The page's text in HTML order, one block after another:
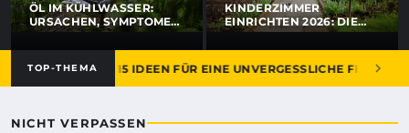
ÖL IM KÜHLWASSER:
URSACHEN, SYMPTOME
UND SCHNELLE
LÖSUNGEN ERKLÄRT
KINDERZIMMER
EINRICHTEN 2026: DIE
SCHÖNSTEN IDEEN FÜRS
TRAUMZIMMER
TOP-THEMA
VERHEIRATET: 15 IDEEN FÜR EINE UNVERGESSLICHE FEIER
NICHT VERPASSEN